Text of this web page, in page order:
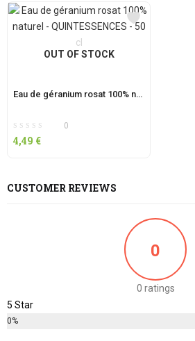
OUT OF STOCK
Eau de géranium rosat 100% naturel – QUINTESSENCES – 50 cl
0
4,49 €
CUSTOMER REVIEWS
0
0 ratings
5 Star
0%